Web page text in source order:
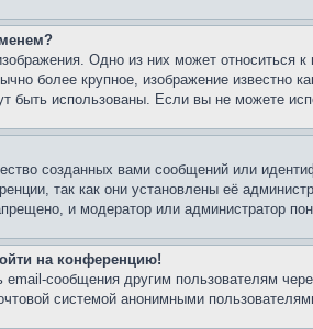
Одно из них может
более крупное, изображение известно
быть использованы. Если вы не можете
созданных вами сообщений или
так как они установлены её
и модератор или администратор
на конференцию!
email-сообщения другим пользователям
системой анонимными